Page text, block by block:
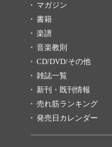
マガジン
書籍
楽譜
音楽教則
CD/DVD/その他
雑誌一覧
新刊・既刊情報
売れ筋ランキング
発売日カレンダー